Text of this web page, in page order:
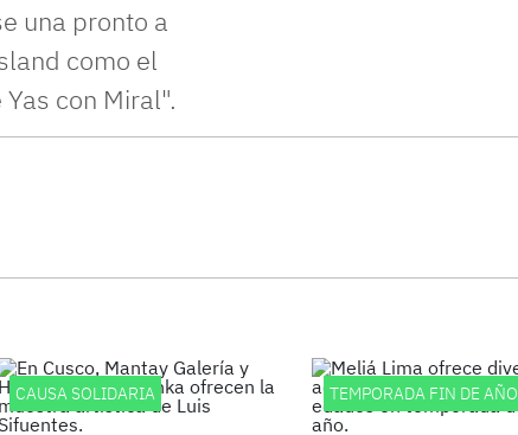
una pronto a
como el
con Miral".
CAUSA SOLIDARIA TEMPORADA FIN DE AÑO